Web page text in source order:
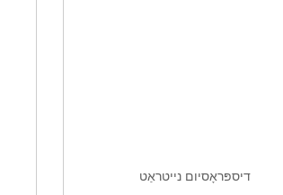
דיספּראָסיום נייטראַט